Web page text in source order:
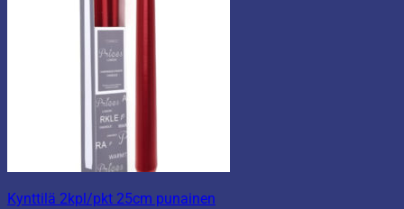
Kynttilä 2kpl/pkt 25cm punainen